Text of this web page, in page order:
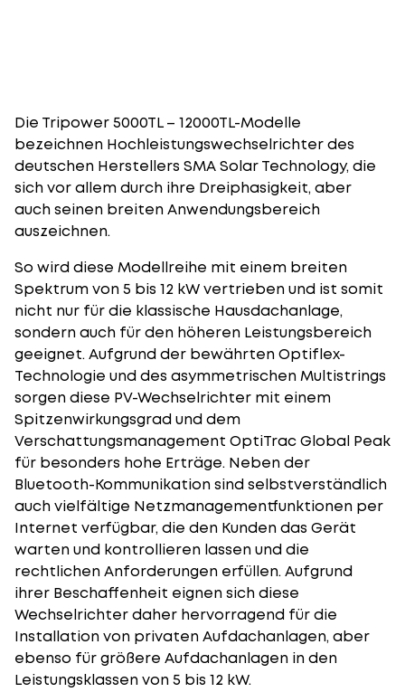
Die Tripower 5000TL – 12000TL-Modelle
bezeichnen Hochleistungswechselrichter des
deutschen Herstellers SMA Solar Technology, die
sich vor allem durch ihre Dreiphasigkeit, aber
auch seinen breiten Anwendungsbereich
auszeichnen.
So wird diese Modellreihe mit einem breiten
Spektrum von 5 bis 12 kW vertrieben und ist somit
nicht nur für die klassische Hausdachanlage,
sondern auch für den höheren Leistungsbereich
geeignet. Aufgrund der bewährten Optiflex-
Technologie und des asymmetrischen Multistrings
sorgen diese PV-Wechselrichter mit einem
Spitzenwirkungsgrad und dem
Verschattungsmanagement OptiTrac Global Peak
für besonders hohe Erträge. Neben der
Bluetooth-Kommunikation sind selbstverständlich
auch vielfältige Netzmanagementfunktionen per
Internet verfügbar, die den Kunden das Gerät
warten und kontrollieren lassen und die
rechtlichen Anforderungen erfüllen. Aufgrund
ihrer Beschaffenheit eignen sich diese
Wechselrichter daher hervorragend für die
Installation von privaten Aufdachanlagen, aber
ebenso für größere Aufdachanlagen in den
Leistungsklassen von 5 bis 12 kW.